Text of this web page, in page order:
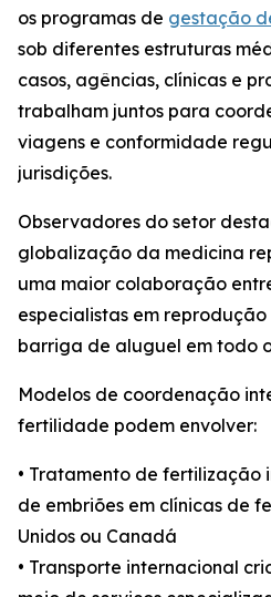
os programas de gestação
sob diferentes estruturas
casos, agências, clínicas e
trabalham juntos para
viagens e conformidade
jurisdições.
Observadores do setor
globalização da medicina
uma maior colaboração
especialistas em reprodução
barriga de aluguel em todo
Modelos de coordenação
fertilidade podem envolver:
• Tratamento de fertilização
de embriões em clínicas de
Unidos ou Canadá
• Transporte internacional